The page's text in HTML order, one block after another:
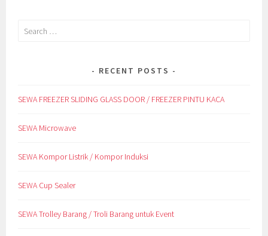
Search
RECENT POSTS
SEWA FREEZER SLIDING GLASS DOOR / FREEZER PINTU KACA
SEWA Microwave
SEWA Kompor Listrik / Kompor Induksi
SEWA Cup Sealer
SEWA Trolley Barang / Troli Barang untuk Event